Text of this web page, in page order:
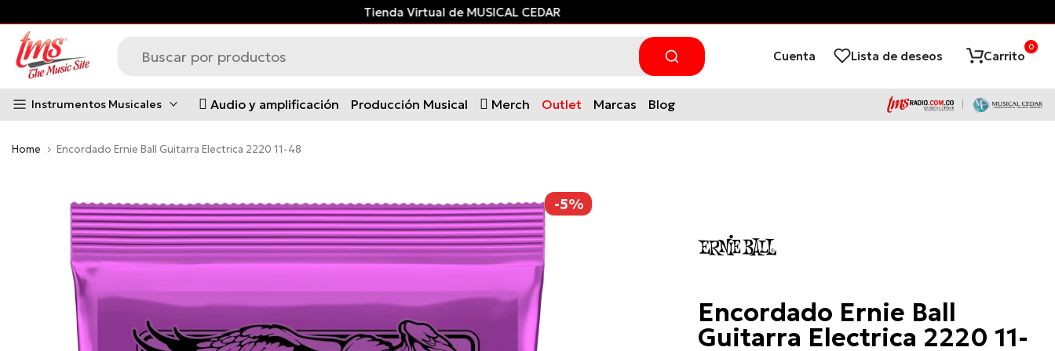
contenido
¡Financia con ADDI
Cuenta Lista de deseos Carrito
0
Instrumentos Musicales Audio y amplificación Producción Musical Merch Outlet Marcas Blog
Home Encordado Ernie Ball Guitarra Electrica 2220 11-48
-5%
Encordado Ernie Ball
Guitarra Electrica 2220 11-